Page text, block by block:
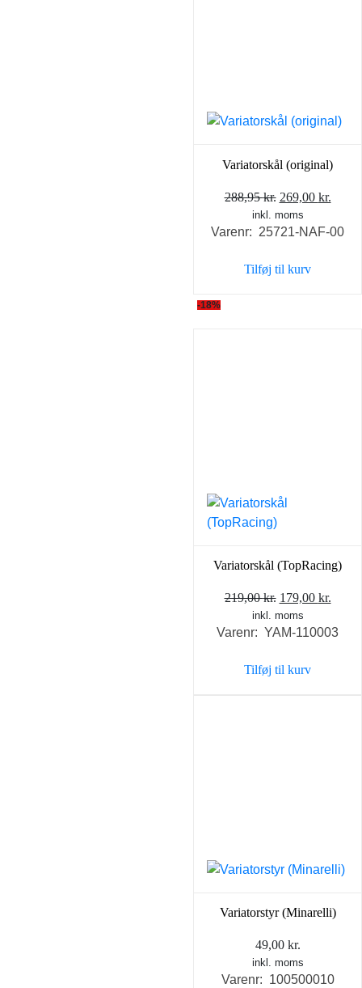
Variatorskål (original)
288,95kr. Den
oprindelige
pris
288,95 kr..
269,00 kr.
pris
inkl. moms
Varenr: 25721-NAF-00
Tilføj til kurv
-18%
Variatorskål (TopRacing)
219,00kr. Den
oprindelige
pris
219,00 kr..
179,00 kr.Den
pris
inkl. moms
Varenr: YAM-110003
Tilføj til kurv
Variatorstyr (Minarelli)
49,00 kr.
inkl. moms
Varenr: 100500010